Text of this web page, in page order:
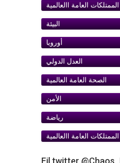
الممتلكات العامة اﺍلعالمية
البيئة
أوروبا
ﺍلعدل الدولي
الصحة العامة العالمية
الأمن
رياضة
الممتلكات العامة اﺍلعالمية
Fil twitter